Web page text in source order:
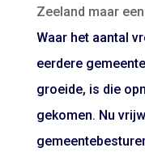
Zeeland maar
Waar het aantal
eerdere
groeide, is die
gekomen. Nu